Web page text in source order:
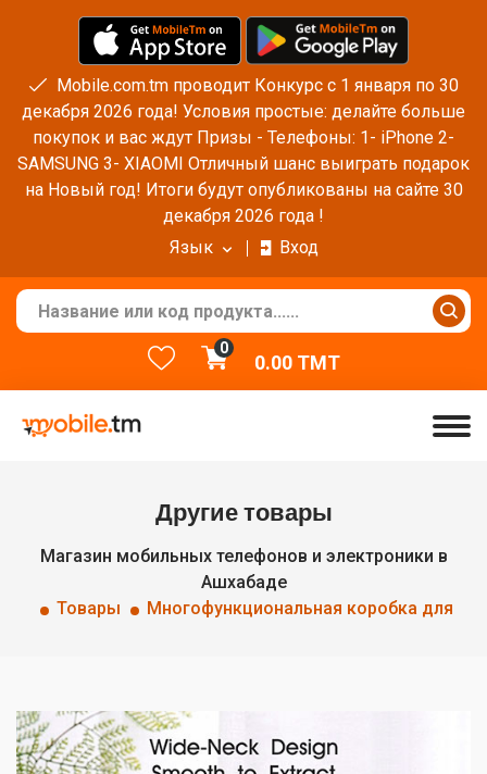
Mobile.com.tm проводит Конкурс с 1 января по 30
декабря 2026 года! Условия простые: делайте больше
покупок и вас ждут Призы - Телефоны: 1- iPhone 2-
SAMSUNG 3- XIAOMI Отличный шанс выиграть подарок
на Новый год! Итоги будут опубликованы на сайте 30
декабря 2026 года !
Язык
Вход
0
0.00TMT
Другие товары
Магазин мобильных телефонов и электроники в
Ашхабаде
Товары
Многофункциональная коробка для